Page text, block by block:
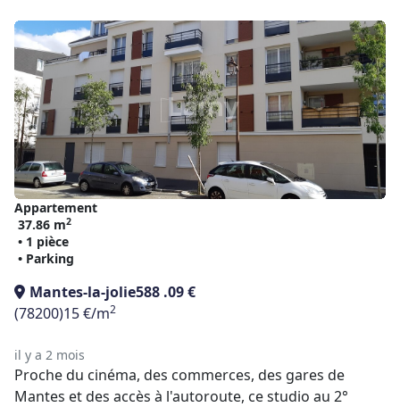
Appartement
37.86 m2
• 1 pièce
• Parking
Mantes-la-jolie588 .09 €
(78200)15 €/m2
il y a 2 mois
Proche du cinéma, des commerces, des gares de
Mantes et des accès à l'autoroute, ce studio au 2°